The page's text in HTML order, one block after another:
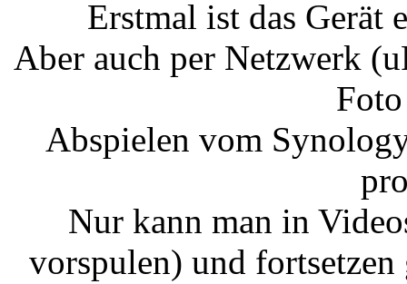
Erstmal ist das Gerät
Aber auch per Netzwerk
Abspielen vom
Nur kann man in
vorspulen) und